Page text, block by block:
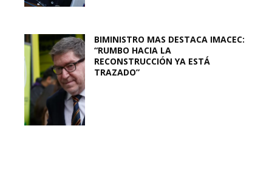
BIMINISTRO MAS DESTACA IMACEC:
“RUMBO HACIA LA
RECONSTRUCCIÓN YA ESTÁ
TRAZADO”